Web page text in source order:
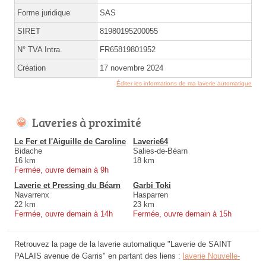
Forme juridique SAS
SIRET 81980195200055
N° TVA Intra. FR65819801952
Création 17 novembre 2024
Éditer les informations de ma laverie automatique
Laveries à proximité
Le Fer et l'Aiguille de Caroline
Bidache
16 km
Fermée, ouvre demain à 9h
Laverie64
Salies-de-Béarn
18 km
Laverie et Pressing du Béarn
Navarrenx
22 km
Fermée, ouvre demain à 14h
Garbi Toki
Hasparren
23 km
Fermée, ouvre demain à 15h
Retrouvez la page de la laverie automatique "Laverie de SAINT
PALAIS avenue de Garris" en partant des liens : laverie Nouvelle-